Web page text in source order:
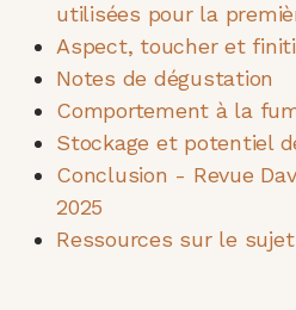
utilisées pour la
Aspect, toucher et
Notes de dégustation
Comportement à la
Stockage et potentiel
Conclusion - Revue
2025
Ressources sur le sujet